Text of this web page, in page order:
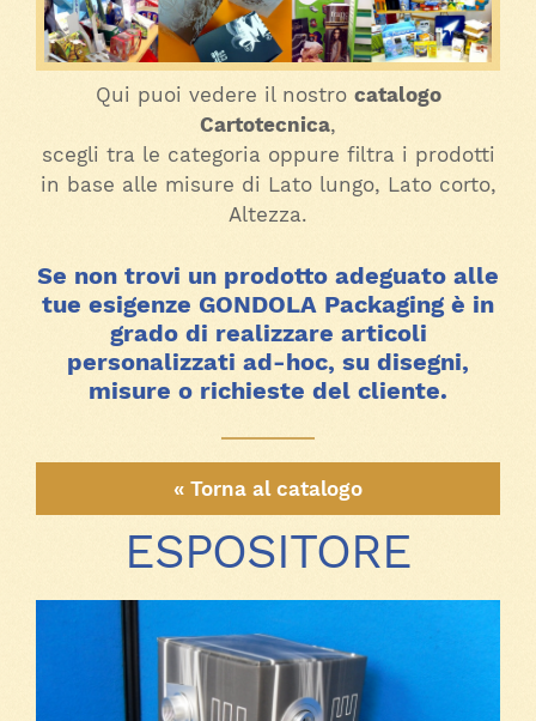
Qui puoi vedere il nostro catalogo
Cartotecnica,
scegli tra le categoria oppure filtra i prodotti
in base alle misure di Lato lungo, Lato corto,
Altezza.
Se non trovi un prodotto adeguato alle
tue esigenze GONDOLA Packaging è in
grado di realizzare articoli
personalizzati ad-hoc, su disegni,
misure o richieste del cliente.
« Torna al catalogo
ESPOSITORE